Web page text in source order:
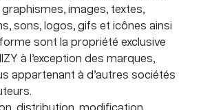
images, textes,
sons, logos, gifs et icônes ainsi
sont la propriété exclusive
à l’exception des marques,
appartenant à d’autres sociétés